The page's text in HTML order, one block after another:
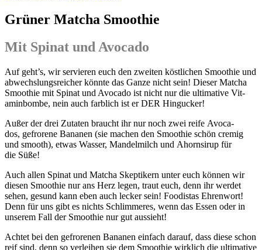
Grüner Matcha Smoothie
Mit Spinat und Avocado
Auf geht’s, wir ser­vie­ren euch den zwei­ten köst­li­chen Smoothie und
abwechs­lungs­rei­cher könn­te das Gan­ze nicht sein! Die­ser Matcha
Smoothie mit Spi­nat und Avo­ca­do ist nicht nur die ulti­ma­ti­ve Vit­
amin­bom­be, nein auch farb­lich ist erDER Hingucker!
Außer der drei Zuta­ten braucht ihr nur noch zwei rei­fe Avo­ca­
dos, gefro­re­ne Bana­nen (sie machen den Smoothie schön cre­mig
und smooth), etwas Was­ser, Man­del­milch und Ahorn­si­rup für
die Süße!
Auch allen Spi­nat und Matcha Skep­ti­kern unter euch kön­nen wir
die­sen Smoothie nur ans Herz legen, traut euch, denn ihr wer­det
sehen, gesund kann eben auch lecker sein! Foo­di­stas Ehren­wort!
Denn für uns gibt es nichts Schlim­me­res, wenn das Essen oder in
unse­rem Fall der Smoothie nur gut aussieht!
Ach­tet bei den gefro­re­nen Bana­nen ein­fach dar­auf, dass die­se schon
reif sind, denn so ver­lei­hen sie dem Smoothie wirk­lich die ulti­ma­ti­ve